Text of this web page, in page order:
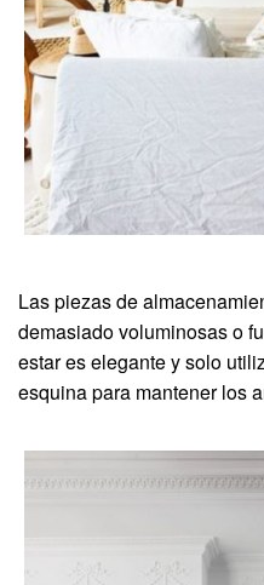
Las piezas de
demasiado voluminosas o
estar es elegante y solo
esquina para mantener los